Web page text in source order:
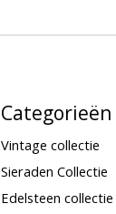
Categorieën
Vintage collectie
Sieraden Collectie
Edelsteen collectie